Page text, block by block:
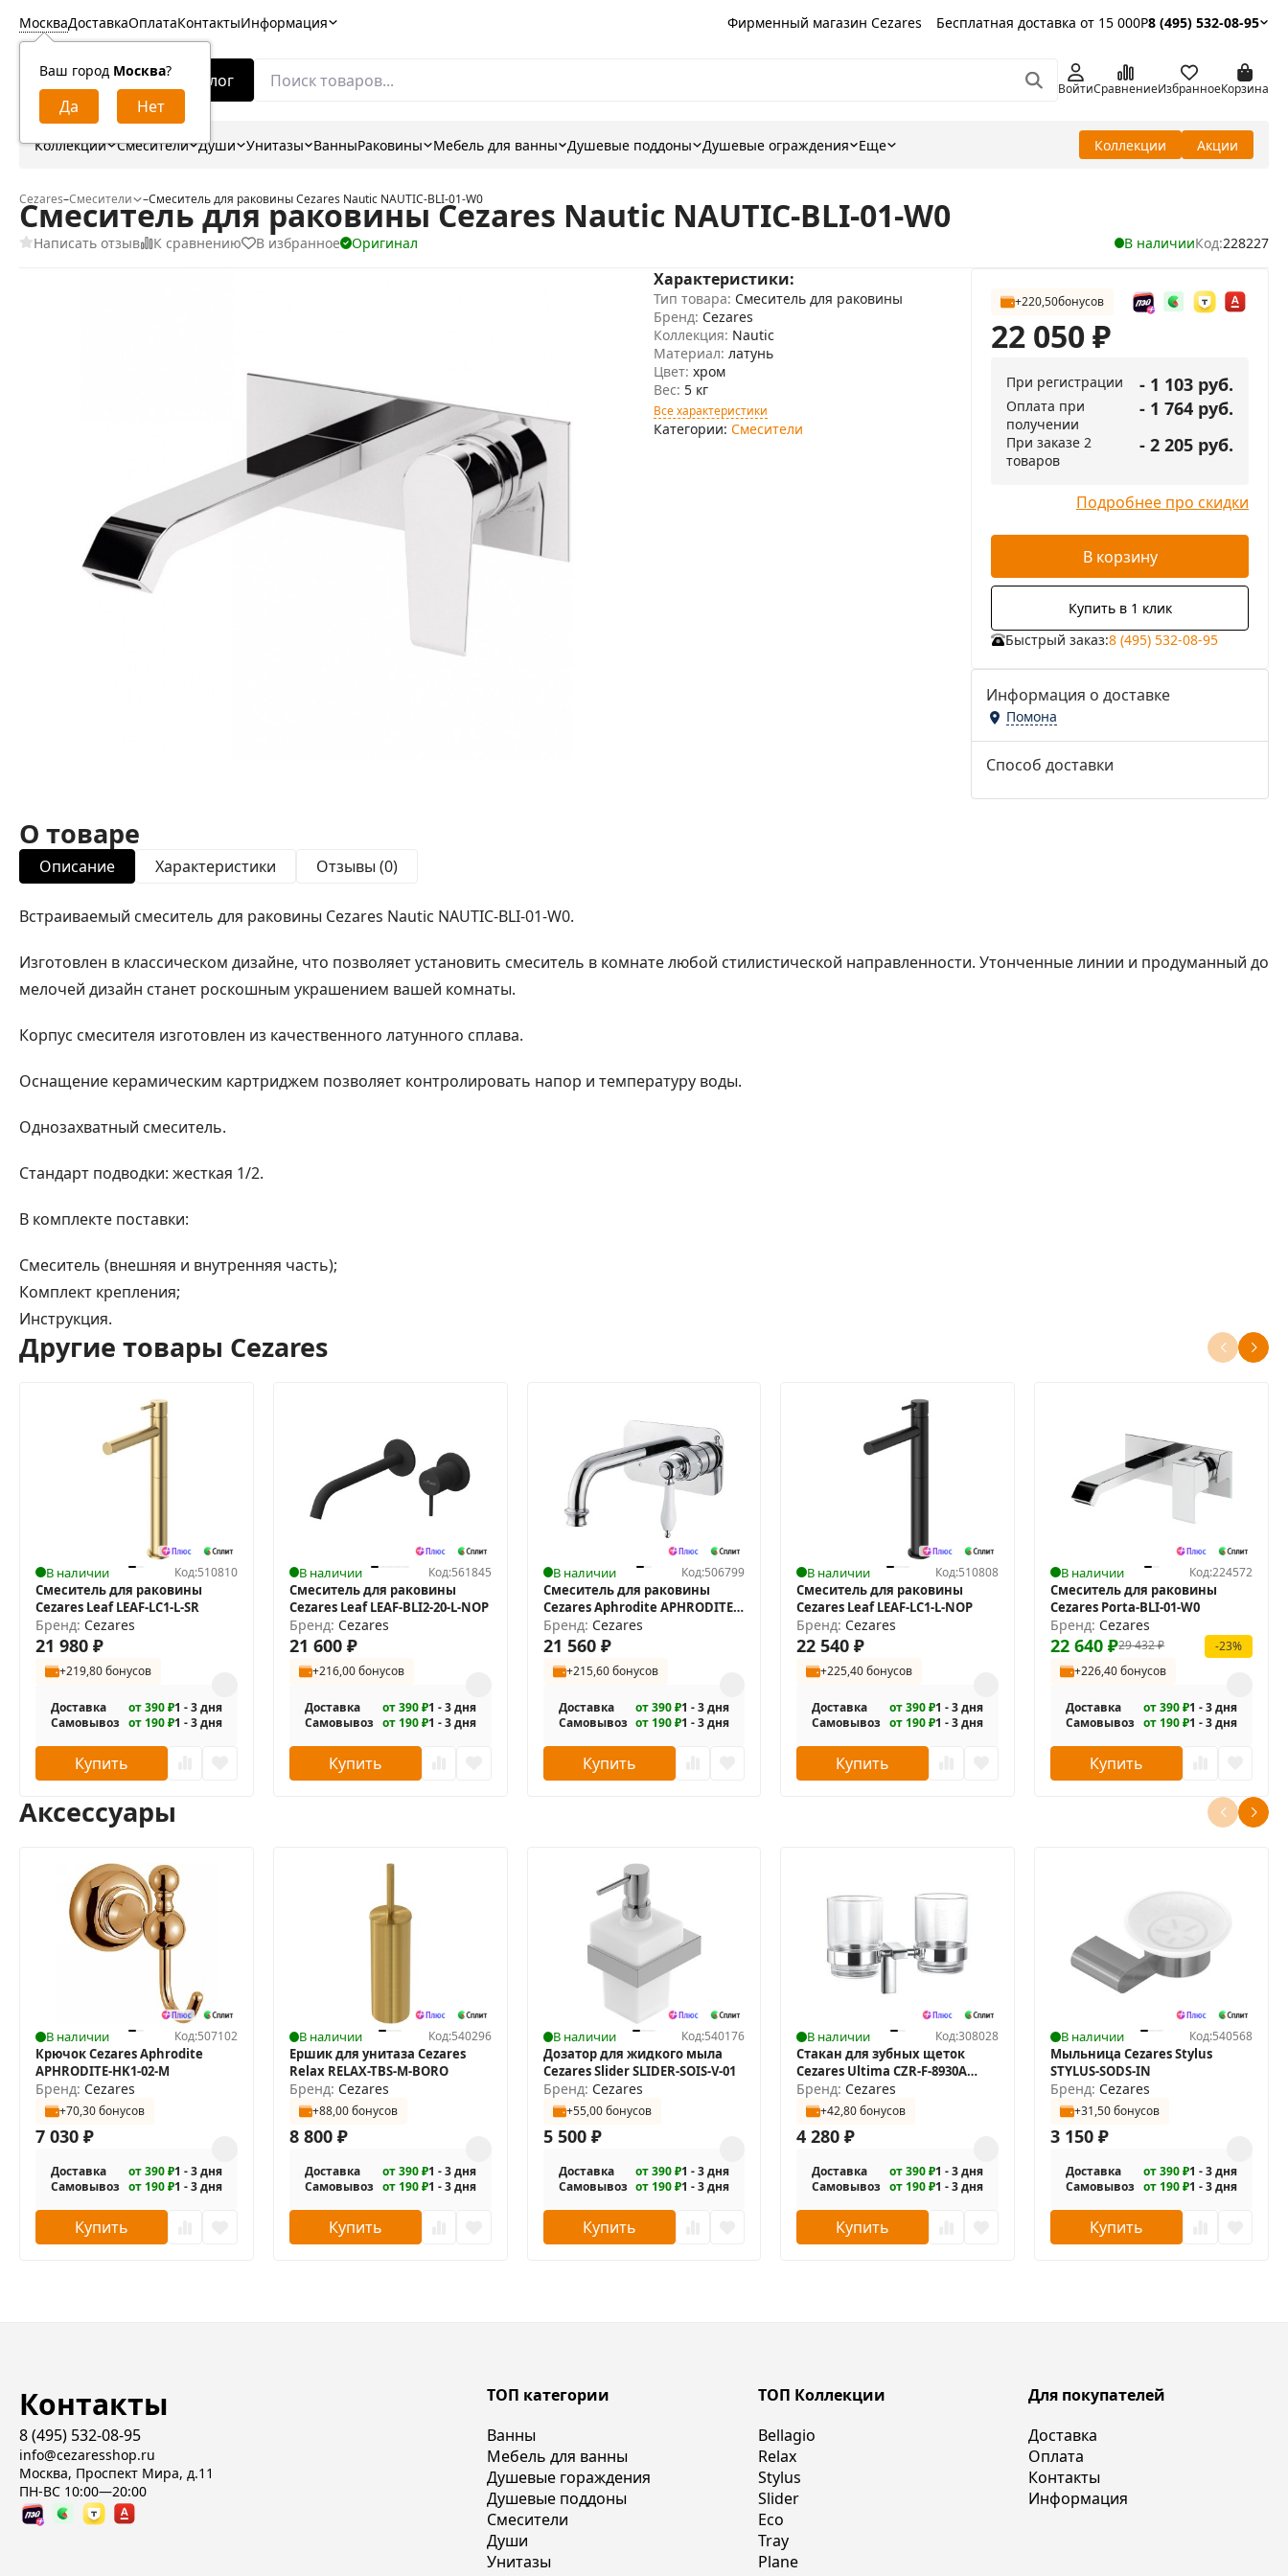
Москва
Ваш город Москва?
ДоставкаОплатаКонтактыИнформация Фирменный магазин Cezares Бесплатная доставка от 15 000Р8 (495) 532-08-95
Каталог ВойтиСравнениеИзбранноеКорзина
Коллекции Смесители Души Унитазы ВанныРаковины Мебель для ванны Душевые поддоны Душевые ограждения Еще Коллекции Акции
Cezares–Смесители –Смеситель для раковины Cezares Nautic NAUTIC-BLI-01-W0
Смеситель для раковины Cezares Nautic NAUTIC-BLI-01-W0
Написать отзыв К сравнению В избранное Оригинал В наличииКод:228227
Характеристики:
Тип товара: Смеситель для раковины
Бренд: Cezares
Коллекция: Nautic
Материал: латунь
Цвет: хром
Вес: 5 кг
Все характеристики
Категории: Смесители
+220,50бонусов
22 050₽
При регистрации - 1 103 руб.
Оплата при
получении
- 1 764 руб.
При заказе 2
товаров
- 2 205 руб.
Подробнее про скидки
В корзину
Купить в 1 клик
Быстрый заказ:8 (495) 532-08-95
Информация о доставке
Помона
Способ доставки
О товаре
Описание Характеристики Отзывы (0)
Встраиваемый смеситель для раковины Cezares Nautic NAUTIC-BLI-01-W0.
Изготовлен в классическом дизайне, что позволяет установить смеситель в комнате любой стилистической направленности. Утонченные линии и продуманный до
мелочей дизайн станет роскошным украшением вашей комнаты.
Корпус смесителя изготовлен из качественного латунного сплава.
Оснащение керамическим картриджем позволяет контролировать напор и температуру воды.
Однозахватный смеситель.
Стандарт подводки: жесткая 1/2.
В комплекте поставки:
Смеситель (внешняя и внутренняя часть);
Комплект крепления;
Инструкция.
Другие товары Cezares
В наличии Код:510810
Смеситель для раковины
Cezares Leaf LEAF-LC1-L-SR
Бренд: Cezares
21 980 ₽
+219,80 бонусов
Доставка от 390 ₽1 - 3 дня
Самовывоз от 190 ₽1 - 3 дня
Купить
В наличии Код:561845
Смеситель для раковины
Cezares Leaf LEAF-BLI2-20-L-NOP
Бренд: Cezares
21 600 ₽
+216,00 бонусов
Доставка от 390 ₽1 - 3 дня
Самовывоз от 190 ₽1 - 3 дня
Купить
В наличии Код:506799
Смеситель для раковины
Cezares Aphrodite APHRODITE-
BLSM2-01-Bi
Бренд: Cezares
21 560 ₽
+215,60 бонусов
Доставка от 390 ₽1 - 3 дня
Самовывоз от 190 ₽1 - 3 дня
Купить
В наличии Код:510808
Смеситель для раковины
Cezares Leaf LEAF-LC1-L-NOP
Бренд: Cezares
22 540₽
+225,40 бонусов
Доставка от 390 ₽1 - 3 дня
Самовывоз от 190 ₽1 - 3 дня
Купить
В наличии Код:224572
Смеситель для раковины
Cezares Porta-BLI-01-W0
Бренд: Cezares
29 432₽
22 640₽
-23%
+226,40 бонусов
Доставка от 390 ₽1 - 3 дня
Самовывоз от 190 ₽1 - 3 дня
Купить
Аксессуары
В наличии Код:507102
Крючок Cezares Aphrodite
APHRODITE-HK1-02-M
Бренд: Cezares
+70,30 бонусов
7 030 ₽
Доставка от 390 ₽1 - 3 дня
Самовывоз от 190 ₽1 - 3 дня
Купить
В наличии Код:540296
Ершик для унитаза Cezares
Relax RELAX-TBS-M-BORO
Бренд: Cezares
+88,00 бонусов
8 800 ₽
Доставка от 390 ₽1 - 3 дня
Самовывоз от 190 ₽1 - 3 дня
Купить
В наличии Код:540176
Дозатор для жидкого мыла
Cezares Slider SLIDER-SOIS-V-01
Бренд: Cezares
+55,00 бонусов
5 500 ₽
Доставка от 390 ₽1 - 3 дня
Самовывоз от 190 ₽1 - 3 дня
Купить
В наличии Код:308028
Стакан для зубных щеток
Cezares Ultima CZR-F-8930A
двойной
Бренд: Cezares
+42,80 бонусов
4 280₽
Доставка от 390 ₽1 - 3 дня
Самовывоз от 190 ₽1 - 3 дня
Купить
В наличии Код:540568
Мыльница Cezares Stylus
STYLUS-SODS-IN
Бренд: Cezares
+31,50 бонусов
3 150₽
Доставка от 390 ₽1 - 3 дня
Самовывоз от 190 ₽1 - 3 дня
Купить
Контакты
8 (495) 532-08-95
info@cezaresshop.ru
Москва, Проспект Мира, д.11
ПН-ВС 10:00—20:00
ТОП категории
Ванны
Мебель для ванны
Душевые гораждения
Душевые поддоны
Смесители
Души
Унитазы
ТОП Коллекции
Bellagio
Relax
Stylus
Slider
Eco
Tray
Plane
Для покупателей
Доставка
Оплата
Контакты
Информация